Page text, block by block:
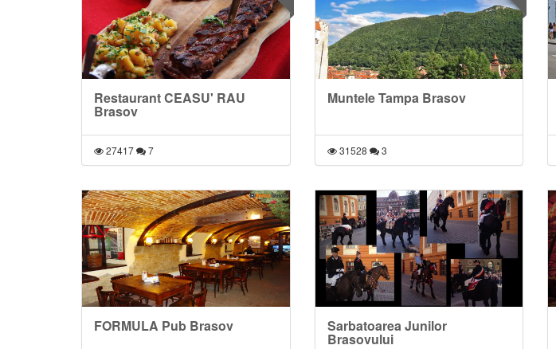
Restaurant CEASU' RAU
Brasov
27417 7
Muntele Tampa Brasov
31528 3
FORMULA Pub Brasov Sarbatoarea Junilor
Brasovului